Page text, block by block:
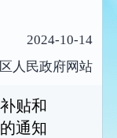
2024-10-14
人民政府网站
贴和
通知